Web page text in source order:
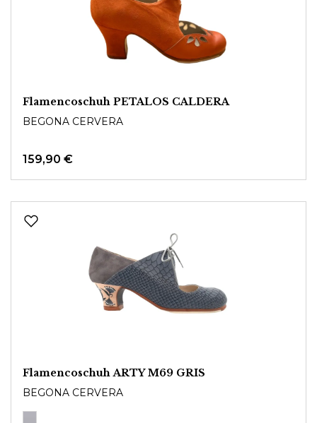
Flamencoschuh PETALOS CALDERA
BEGONA CERVERA
159,90 €
Flamencoschuh ARTY M69 GRIS
BEGONA CERVERA